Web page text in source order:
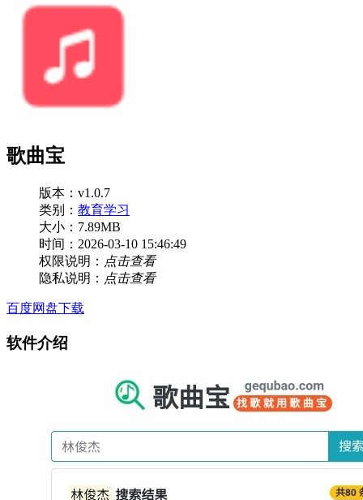
歌曲宝
版本：v1.0.7
类别： 教育学习
大小：7.89MB
时间：2026-03-10 15:46:49
权限说明： 点击查看
隐私说明： 点击查看
百度网盘下载
软件介绍